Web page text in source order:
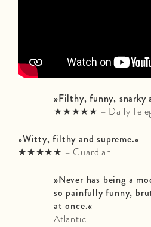
»Filthy, funny, snarky
★★★★★ – Daily
»Witty, filthy and supreme.«
★★★★★ – Guardian
»Never has being a
so painfully funny,
at once.«
Atlantic